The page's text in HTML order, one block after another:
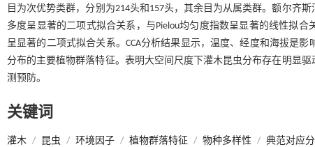
目为次优势类群，分别为214头和157头，其余目为从属类群。额尔齐
多度呈显著的二项式拟合关系，与Pielou均匀度指数呈显著的线性拟
呈显著的二项式拟合关系。CCA分析结果显示，温度、经度和海拔是
分布的主要植物群落特征。表明大空间尺度下灌木昆虫分布存在明显
测预防。
关键词
灌木 / 昆虫 / 环境因子 / 植物群落特征 / 物种多样性 / 典范对应